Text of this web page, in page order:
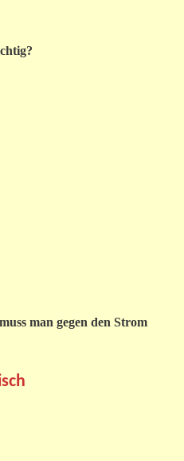
man gegen den Strom